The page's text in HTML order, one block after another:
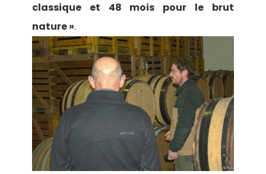
classique et 48 mois pour le brut
nature ».